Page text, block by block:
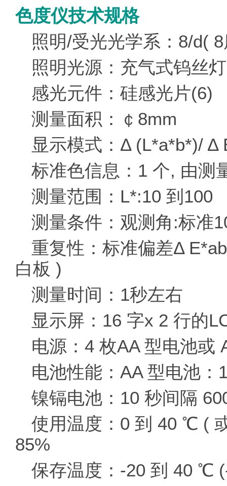
色度仪技术规格
照明/受光光学系：8/d(
照明光源：充气式钨丝灯
感光元件：硅感光片(6)
测量面积：￠8mm
显示模式：Δ (L*a*b*)/ Δ
标准色信息：1 个, 由测
测量范围：L*:10 到100
测量条件：观测角:标准
重复性：标准偏差Δ
白板 )
测量时间：1秒左右
显示屏：16 字x 2 行的
电源：4 枚AA 型电池或
电池性能：AA 型电池：
镍镉电池：10 秒间隔
使用温度：0 到 40 ℃ (
85%
保存温度：-20 到 40 ℃